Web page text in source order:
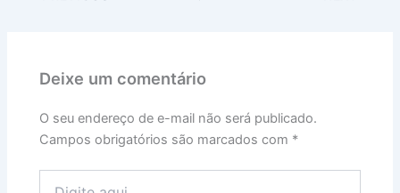
Deixe um comentário
O seu endereço de e-mail não será publicado.
Campos obrigatórios são marcados com *